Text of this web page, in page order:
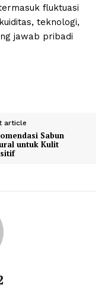
fluktuasi
teknologi,
jawab pribadi
article
Sabun
untuk Kulit